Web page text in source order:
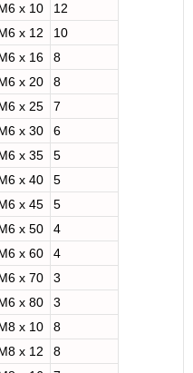
x 10
12
x 12
10
x 16
8
x 20
8
x 25
7
x 30
6
x 35
5
x 40
5
x 45
5
x 50
4
x 60
4
x 70
3
x 80
3
x 10
8
x 12
8